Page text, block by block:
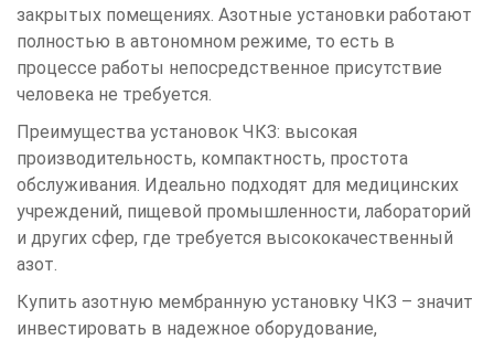
закрытых помещениях. Азотные установки работают
полностью в автономном режиме, то есть в
процессе работы непосредственное присутствие
человека не требуется.
Преимущества установок ЧКЗ: высокая
производительность, компактность, простота
обслуживания. Идеально подходят для медицинских
учреждений, пищевой промышленности, лабораторий
и других сфер, где требуется высококачественный
азот.
Купить азотную мембранную установку ЧКЗ – значит
инвестировать в надежное оборудование,